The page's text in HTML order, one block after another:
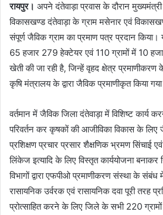
रायपुर। अपने दंतेवाड़ा प्रवास के दौरान
विकासखण्ड दंतेवाड़ा के ग्राम मसेनार एवं
संपूर्ण जैविक ग्राम का प्रमाण पत्र प्रदान
65 हजार 279 हेक्टेयर एवं 110 ग्रामों में 10
खेती की जा रही है, जिन्हें वृहद क्षेत्र
कृषि मंत्रालय के द्वारा जैविक प्रमाणीकृत किया
वर्तमान में जैविक जिला दंतेवाड़ा में विशिष्ट कार्य
परिवर्तन कर कृषकों की आजीविका विकास के
प्रशिक्षण प्रचार प्रसार शैक्षणिक भ्रमण सिंचाई
लिंकेज इत्यादि के लिए विस्तृत कार्ययोजना बनाकर
विभागों द्वारा एफपीओ प्रमाणीकरण संस्था के संबंध
रासायनिक उर्वरक एवं रासायनिक दवा पूरी तरह
प्रोत्साहित करने के लिए जिले के सभी 220